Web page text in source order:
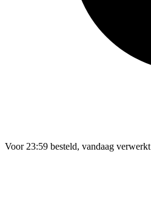
Voor 23:59 besteld, vandaag verwerkt